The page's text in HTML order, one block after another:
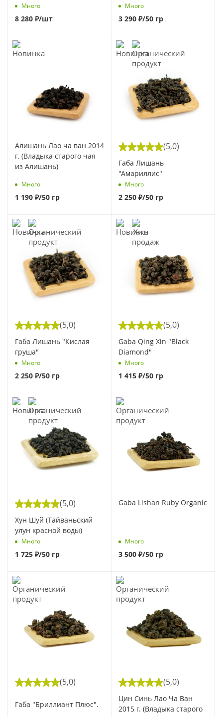
Много
8 280 ₽/шт
Tea "Oriental Beauty")
Много
3 290 ₽/50 гр
Алишань Лао ча ван 2014
г. (Владыка старого чая
из Алишань)
Много
1 190 ₽/50 гр
(5,0)
Габа Лишань
"Амариллис"
Много
2 250 ₽/50 гр
(5,0)
Габа Лишань "Кислая
груша"
Много
2 250 ₽/50 гр
(5,0)
Gaba Qing Xin "Black
Diamond"
Много
1 415 ₽/50 гр
(5,0)
Хун Шуй (Тайваньский
улун красной воды)
Много
1 725 ₽/50 гр
Gaba Lishan Ruby Organic
Много
3 500 ₽/50 гр
(5,0)
Габа "Бриллиант Плюс".
(5,0)
Цин Синь Лао Ча Ван
2015 г. (Владыка старого